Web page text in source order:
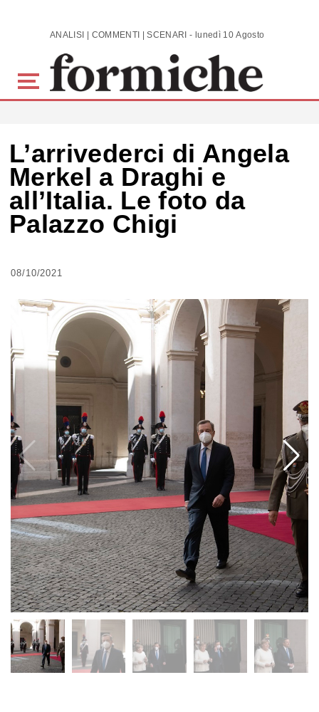
Skip to main content ANALISI | COMMENTI | SCENARI - lunedì 10 Agosto 2026
L’arrivederci di Angela
Merkel a Draghi e
all’Italia. Le foto da
Palazzo Chigi
08/10/2021